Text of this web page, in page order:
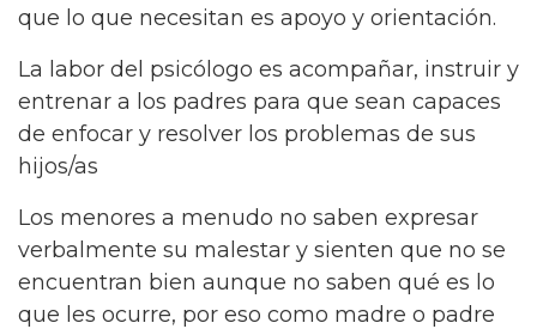
que lo que necesitan es apoyo y orientación.
La labor del psicólogo es acompañar, instruir y
entrenar a los padres para que sean capaces
de enfocar y resolver los problemas de sus
hijos/as
Los menores a menudo no saben expresar
verbalmente su malestar y sienten que no se
encuentran bien aunque no saben qué es lo
que les ocurre, por eso como madre o padre